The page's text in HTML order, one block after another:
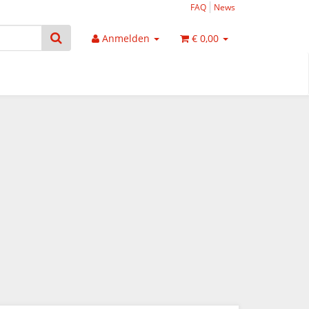
FAQ News
Anmelden € 0,00